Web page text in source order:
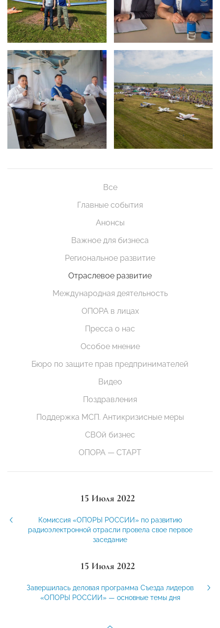
Все
Главные события
Анонсы
Важное для бизнеса
Региональное развитие
Отраслевое развитие
Международная деятельность
ОПОРА в лицах
Пресса о нас
Особое мнение
Бюро по защите прав предпринимателей
Видео
Поздравления
Поддержка МСП. Антикризисные меры
СВОй бизнес
ОПОРА — СТАРТ
15 Июля 2022
Комиссия «ОПОРЫ РОССИИ» по развитию
радиоэлектронной отрасли провела свое первое
заседание
15 Июля 2022
Завершилась деловая программа Съезда лидеров
«ОПОРЫ РОССИИ» — основные темы дня